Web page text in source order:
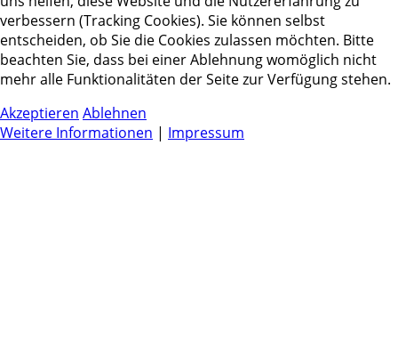
verbessern (Tracking Cookies). Sie können selbst
entscheiden, ob Sie die Cookies zulassen möchten. Bitte
beachten Sie, dass bei einer Ablehnung womöglich nicht
mehr alle Funktionalitäten der Seite zur Verfügung stehen.
Akzeptieren Ablehnen
Weitere Informationen | Impressum